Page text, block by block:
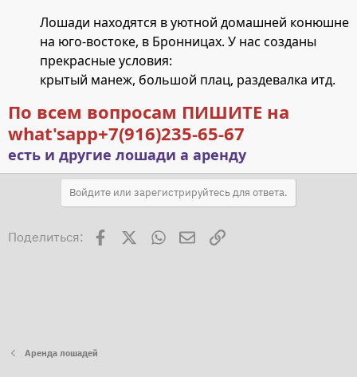
Лошади находятся в уютной домашней конюшне
на юго-востоке, в Бронницах. У нас созданы
прекрасные условия:
крытый манеж, большой плац, раздевалка итд.
По всем вопросам ПИШИТЕ на
what'sapp+7(916)235-65-67
есть и другие лошади а аренду
Войдите или зарегистрируйтесь для ответа.
Поделиться: Facebook WhatsAppЭлектронная почта
Ссылка
Аренда лошадей